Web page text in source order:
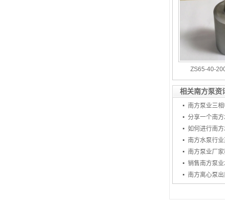
ZS65-40-
相关南方泵资
南方泵业三
分享一个南
如何进行南方
南方水泵行
南方泵业厂
南方离心泵